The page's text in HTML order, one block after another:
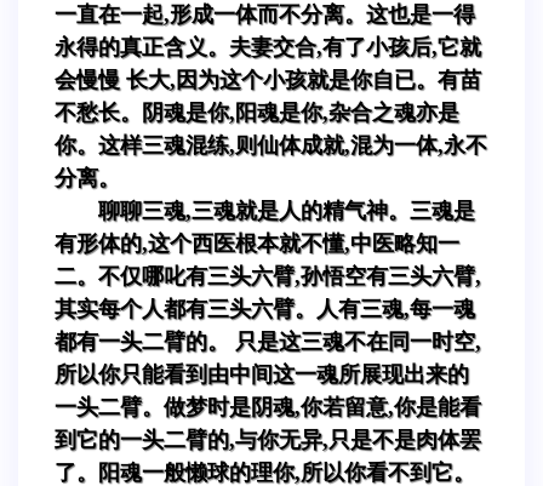
一直在一起,形成一体而不分离。这也是一得
永得的真正含义。夫妻交合,有了小孩后,它就
会慢慢 长大,因为这个小孩就是你自已。有苗
不愁长。阴魂是你,阳魂是你,杂合之魂亦是
你。这样三魂混练,则仙体成就,混为一体,永不
分离。
聊聊三魂,三魂就是人的精气神。三魂是
有形体的,这个西医根本就不懂,中医略知一
二。不仅哪叱有三头六臂,孙悟空有三头六臂,
其实每个人都有三头六臂。人有三魂,每一魂
都有一头二臂的。 只是这三魂不在同一时空,
所以你只能看到由中间这一魂所展现出来的
一头二臂。做梦时是阴魂,你若留意,你是能看
到它的一头二臂的,与你无异,只是不是肉体罢
了。阳魂一般懒球的理你,所以你看不到它。